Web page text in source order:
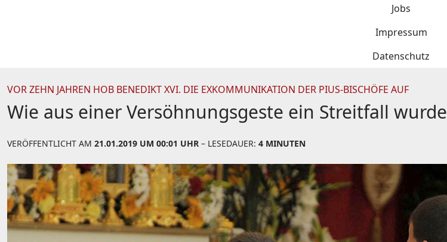
Jobs
Impressum
Datenschutz
VOR ZEHN JAHREN HOB BENEDIKT XVI. DIE EXKOMMUNIKATION DER PIUS-BISCHÖFE AUF
Wie aus einer Versöhnungsgeste ein Streitfall wurde
VERÖFFENTLICHT AM 21.01.2019 UM 00:01 UHR – LESEDAUER: 4 MINUTEN